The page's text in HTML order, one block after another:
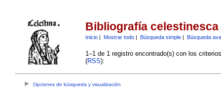
Bibliografía celestinesca
Inicio| Mostrar todo| Búsqueda simple| Búsqueda
1–1 de 1 registro encontrado(s) con los
(RSS):
Opciones de búsqueda y visualización